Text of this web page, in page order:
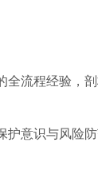
流程经验，
意识与风险防